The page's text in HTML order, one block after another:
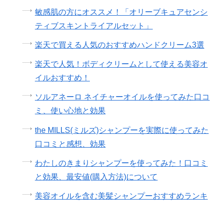
敏感肌の方にオススメ！「オリーブキュアセンシ
ティブスキントライアルセット」
楽天で買える人気のおすすめハンドクリーム3選
楽天で人気！ボディクリームとして使える美容オ
イルおすすめ！
ソルアネーロ ネイチャーオイルを使ってみた口コ
ミ、使い心地と効果
the MILLS(ミルズ)シャンプーを実際に使ってみた
口コミと感想、効果
わたしのきまりシャンプーを使ってみた！口コミ
と効果、最安値(購入方法)について
美容オイルを含む美髪シャンプーおすすめランキ